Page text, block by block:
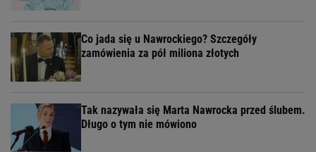
Co jada się u Nawrockiego? Szczegóły
zamówienia za pół miliona złotych
Tak nazywała się Marta Nawrocka przed ślubem.
Długo o tym nie mówiono